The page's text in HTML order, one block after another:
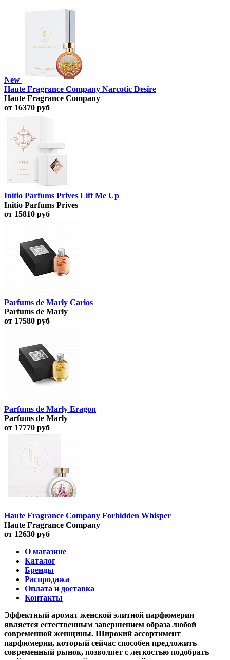
New
Haute Fragrance Company Narcotic Desire
Haute Fragrance Company
от 16370 руб
Initio Parfums Prives Lift Me Up
Initio Parfums Prives
от 15810 руб
Parfums de Marly Carios
Parfums de Marly
от 17580 руб
Parfums de Marly Eragon
Parfums de Marly
от 17770 руб
Haute Fragrance Company Forbidden Whisper
Haute Fragrance Company
от 12630 руб
О магазине
Каталог
Бренды
Распродажа
Оплата и доставка
Контакты
Эффектный аромат женской элитной парфюмерии
является естественным завершением образа любой
современной женщины. Широкий ассортимент
парфюмерии, который сейчас способен предложить
современный рынок, позволяет с легкостью подобрать